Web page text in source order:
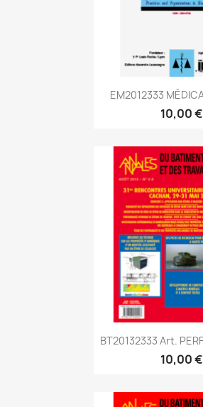
Aperçu
EM2012333
10,00 €
Aperçu
BT20132333 Art.
10,00 €